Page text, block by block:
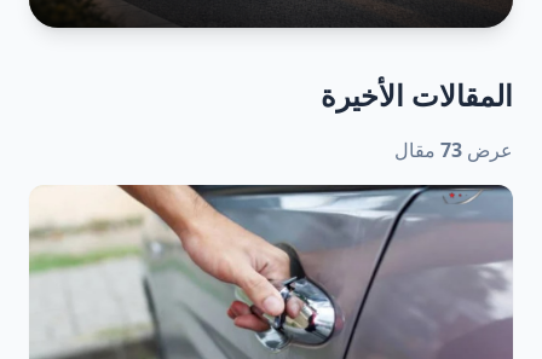
المقالات الأخيرة
عرض 73 مقال